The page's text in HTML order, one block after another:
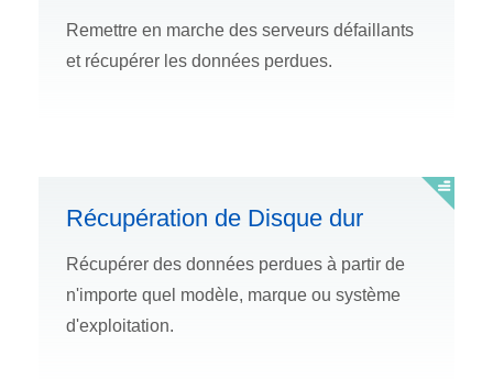
Remettre en marche des serveurs défaillants
et récupérer les données perdues.
Récupération de Disque dur
Récupérer des données perdues à partir de
n'importe quel modèle, marque ou système
d'exploitation.